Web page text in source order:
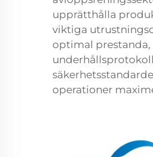
upprätthålla
viktiga
optimal
operationer